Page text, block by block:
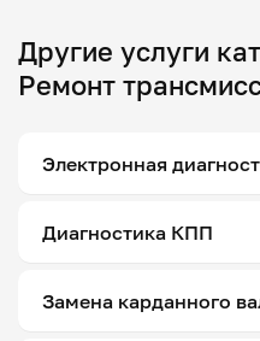
Другие услуги
Ремонт
Электронная
Диагностика КПП
Замена карданного